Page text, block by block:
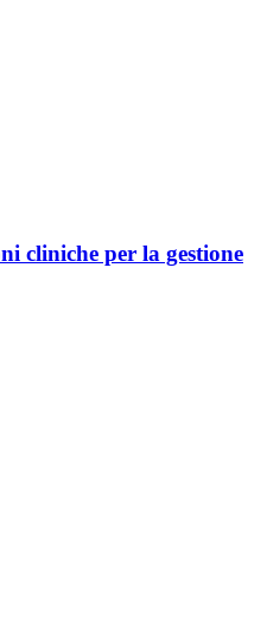
cliniche per la gestione